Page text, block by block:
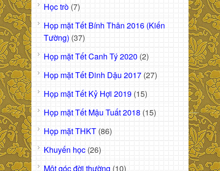
Học trò (7)
Họp mặt Tết Bính Thân 2016 (Kiến
Tường) (37)
Họp mặt Tết Canh Tý 2020 (2)
Họp mặt Tết Đinh Dậu 2017 (27)
Họp mặt Tết Kỷ Hợi 2019 (15)
Họp mặt Tết Mậu Tuất 2018 (15)
Họp mặt THKT (86)
Khuyến học (26)
Một góc đời thường (10)